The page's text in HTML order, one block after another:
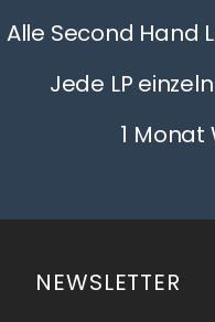
Alle Second Hand
Jede LP
1
NEWSLETTER